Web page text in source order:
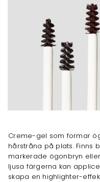
Creme-gel som formar
hårstråna på plats. Finns
markerade ögonbryn
ljusa färgerna kan
skapa en highlighter-